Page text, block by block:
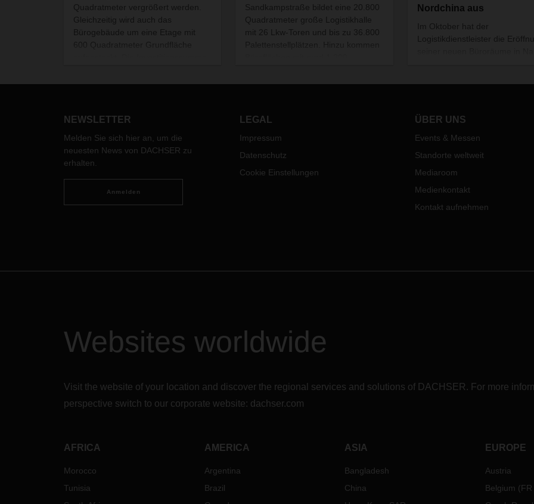
Quadratmeter vergrößert werden.
Gleichzeitig wird auch das
Bürogebäude um eine Etage mit
Sandkampstraße bildet eine 20.800
Quadratmeter große Logistikhalle
mit 26 Lkw-Toren und bis zu 36.800
Nordchina aus
Im Oktober hat der
Logistikdienstleister die
zukunftsfähig.
NEWSLETTER
Melden Sie sich hier an, um die
neuesten News von DACHSER zu
erhalten.
Anmelden
LEGAL
Impressum
Datenschutz
Cookie Einstellungen
ÜBER UNS
Events & Messen
Standorte weltweit
Mediaroom
Medienkontakt
Kontakt aufnehmen
Websites worldwide
Visit the website of your location and discover the regional services and solutions of DACHSER. For more
perspective switch to our corporate website: dachser.com
AFRICA
Morocco
Tunisia
AMERICA
Argentina
Brazil
ASIA
Bangladesh
China
EUROPE
Austria
Belgium (FR